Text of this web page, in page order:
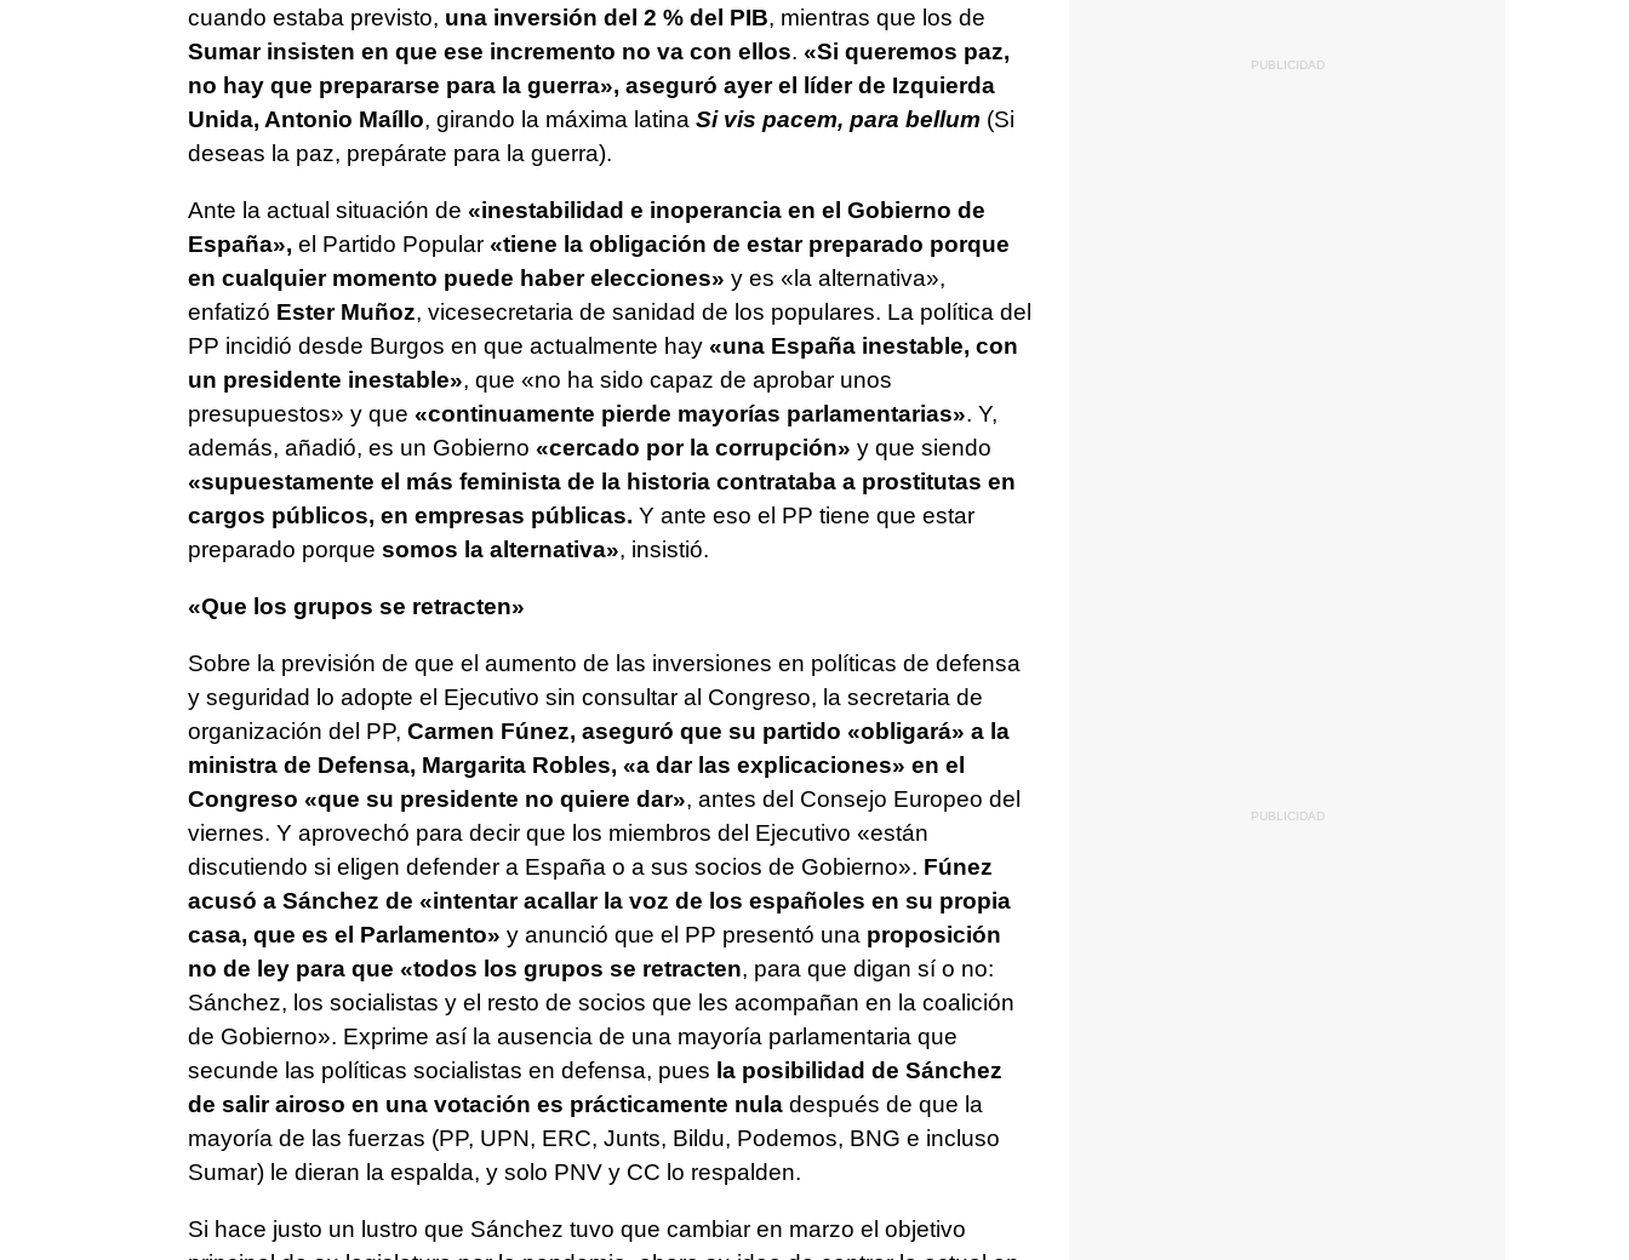
cuando estaba previsto, una inversión del 2 % del PIB, mientras que los de
Sumar insisten en que ese incremento no va con ellos. «Si queremos paz,
no hay que prepararse para la guerra», aseguró ayer el líder de Izquierda
Unida, Antonio Maíllo, girando la máxima latina Si vis pacem, para bellum (Si
deseas la paz, prepárate para la guerra).
Ante la actual situación de «inestabilidad e inoperancia en el Gobierno de
España», el Partido Popular«tiene la obligación de estar preparado porque
en cualquier momento puede haber elecciones» y es «la alternativa»,
enfatizó Ester Muñoz, vicesecretaria de sanidad de los populares. La política del
PP incidió desde Burgos en que actualmente hay «una España inestable, con
un presidente inestable», que «no ha sido capaz de aprobar unos
presupuestos» y que «continuamente pierde mayorías parlamentarias». Y,
además, añadió, es un Gobierno «cercado por la corrupción» y que siendo
«supuestamente el más feminista de la historia contrataba a prostitutas en
cargos públicos, en empresas públicas. Y ante eso el PP tiene que estar
preparado porque somos la alternativa», insistió.
«Que los grupos se retracten»
Sobre la previsión de que el aumento de las inversiones en políticas de defensa
y seguridad lo adopte el Ejecutivo sin consultar al Congreso, la secretaria de
organización del PP, Carmen Fúnez, aseguró que su partido «obligará» a la
ministra de Defensa, Margarita Robles, «a dar las explicaciones» en el
Congreso «que su presidente no quiere dar», antes del Consejo Europeo del
viernes. Y aprovechó para decir que los miembros del Ejecutivo «están
discutiendo si eligen defender a España o a sus socios de Gobierno». Fúnez
acusó a Sánchez de «intentar acallar la voz de los españoles en su propia
casa, que es el Parlamento» y anunció que el PP presentó una proposición
no de ley para que «todos los grupos se retracten, para que digan sí o no:
Sánchez, los socialistas y el resto de socios que les acompañan en la coalición
de Gobierno». Exprime así la ausencia de una mayoría parlamentaria que
secunde las políticas socialistas en defensa, pues la posibilidad de Sánchez
de salir airoso en una votación es prácticamente nuladespués de que la
mayoría de las fuerzas (PP, UPN, ERC, Junts, Bildu, Podemos, BNG e incluso
Sumar) le dieran la espalda, y solo PNV y CC lo respalden.
Si hace justo un lustro que Sánchez tuvo que cambiar en marzo el objetivo